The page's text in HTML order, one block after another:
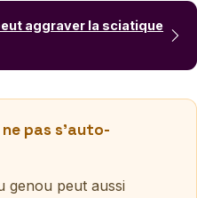
aggraver la sciatique
pas s’auto-
genou peut aussi